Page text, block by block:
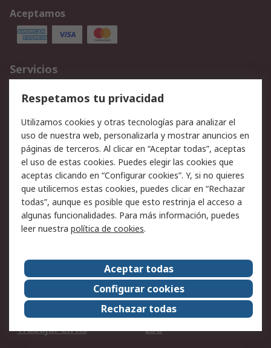
Aceptamos
Servicios
Cómo realizar pedidos
Devoluciones
Facturación y pago
Ofertas
Soporte técnico
Legal
Aviso legal
Política de privacidad -
Actualizada
Política sobre cookies
Seguridad de emails
Certificaciones de
Condiciones de venta
Acerca de RS
Acerca de RS
RS Group
RS en el mundo
Sala de prensa
Trabajar en RS
ESG
Respetamos tu privacidad
Utilizamos cookies y otras tecnologías para analizar el
uso de nuestra web, personalizarla y mostrar anuncios en
páginas de terceros. Al clicar en “Aceptar todas”, aceptas
el uso de estas cookies. Puedes elegir las cookies que
aceptas clicando en “Configurar cookies”. Y, si no quieres
que utilicemos estas cookies, puedes clicar en “Rechazar
todas”, aunque es posible que esto restrinja el acceso a
algunas funcionalidades. Para más información, puedes
leer nuestra política de cookies.
Aceptar todas
Configurar cookies
Rechazar todas